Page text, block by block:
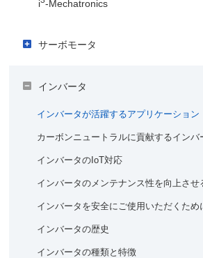
i -Mechatronics
使う人ごとのデータのカスタマ
AIピッキング
多品種変動生産／変種変量生産
自律分散型のものづくり
キユーピー株式会社
株式会社ベスタクト・ソリューション
良くわかるIoT・AIコラム
製造業におけるIoT化の必要性は？
製造業における機械学習と深層学習
グ）とは？
AIのソリューションはエッジ領域と
工場でのセキュリティ対策はどうなっ
サーボモータ
モータとは？
モータのはじまり
実用化へ
安川電機の出発
サーボモータの歴史
サーボモータの未来（IoT対応など）
インバータ
インバータが活躍するアプリケーション
カーボンニュートラルに貢献するインバ
インバータのIoT対応
インバータのメンテナンス性を向上させ
インバータを安全にご使用いただくため
インバータの歴史
インバータの種類と特徴